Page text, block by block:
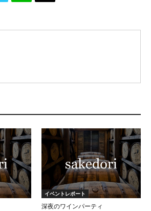
イベントレポート
深夜のワインパーティ